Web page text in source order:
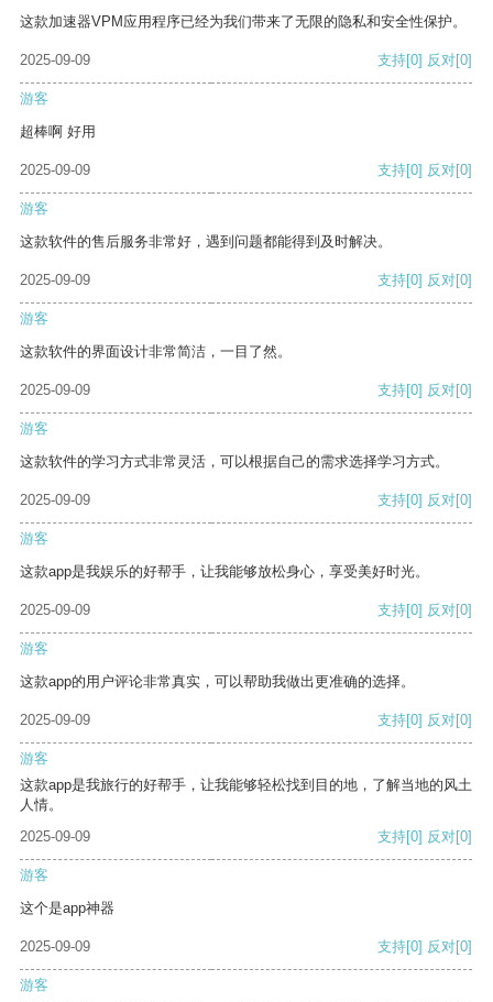
这款加速器VPM应用程序已经为我们带来了无限的隐私和安全性保护。
2025-09-09 支持[0] 反对[0]
游客
超棒啊 好用
2025-09-09 支持[0] 反对[0]
游客
这款软件的售后服务非常好，遇到问题都能得到及时解决。
2025-09-09 支持[0] 反对[0]
游客
这款软件的界面设计非常简洁，一目了然。
2025-09-09 支持[0] 反对[0]
游客
这款软件的学习方式非常灵活，可以根据自己的需求选择学习方式。
2025-09-09 支持[0] 反对[0]
游客
这款app是我娱乐的好帮手，让我能够放松身心，享受美好时光。
2025-09-09 支持[0] 反对[0]
游客
这款app的用户评论非常真实，可以帮助我做出更准确的选择。
2025-09-09 支持[0] 反对[0]
游客
这款app是我旅行的好帮手，让我能够轻松找到目的地，了解当地的风土
人情。
2025-09-09
支持[0] 反对[0]
游客
这个是app神器
2025-09-09 支持[0] 反对[0]
游客